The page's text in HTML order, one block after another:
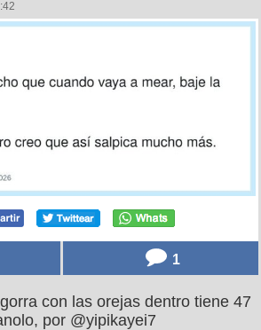
1
con las orejas dentro tiene 47
por @yipikayei7